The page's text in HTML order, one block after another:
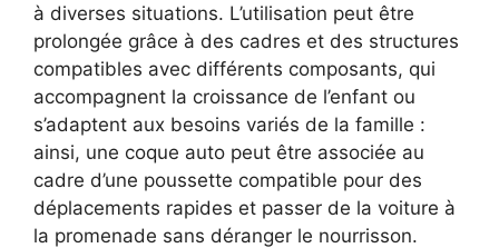
à diverses situations. L’utilisation peut être
prolongée grâce à des cadres et des structures
compatibles avec différents composants, qui
accompagnent la croissance de l’enfant ou
s’adaptent aux besoins variés de la famille :
ainsi, une coque auto peut être associée au
cadre d’une poussette compatible pour des
déplacements rapides et passer de la voiture à
la promenade sans déranger le nourrisson.